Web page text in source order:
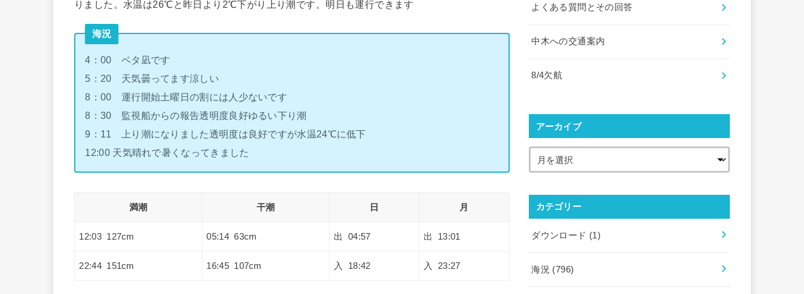
りました。水温は26℃と昨日より2℃下がり上り潮です。明日も運行できます
海況
4：00 ベタ凪です
5：20 天気曇ってます涼しい
8：00 運行開始土曜日の割には人少ないです
8：30 監視船からの報告透明度良好ゆるい下り潮
9：11 上り潮になりました透明度は良好ですが水温24℃に低下
12:00 天気晴れで暑くなってきました
満潮 干潮 日 月
12:03 127cm 05:14 63cm 出 04:57 出 13:01
22:44 151cm 16:45 107cm 入 18:42 入 23:27
よくある質問とその回答
中木への交通案内
8/4欠航
アーカイブ
カテゴリー
ダウンロード (1)
海況 (796)